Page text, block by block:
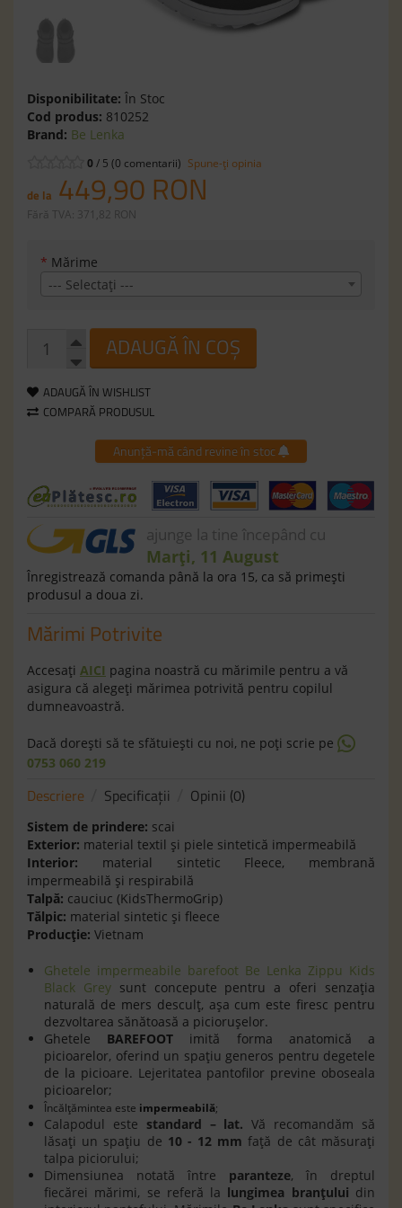
Disponibilitate: În Stoc
Cod produs: 810252
Brand: Be Lenka
0/ 5 (0 comentarii) Spune-ţi opinia
de la 449,90 RON
Fără TVA: 371,82 RON
* Mărime
--- Selectaţi ---
ADAUGĂ ÎN COȘ
ADAUGĂ ÎN WISHLIST
COMPARĂ PRODUSUL
Anunță-mă când revine în stoc
ajunge la tine începând cu
Marți, 11 August
Înregistrează comanda până la ora 15, ca să primeşti
produsul a doua zi.
Mărimi Potrivite
Accesaţi AICI pagina noastră cu mărimile pentru a vă
asigura că alegeţi mărimea potrivită pentru copilul
dumneavoastră.
Dacă doreşti să te sfătuieşti cu noi, ne poţi scrie pe
0753 060 219
Descriere Specificaţii Opinii (0)
Sistem de prindere: scai
Exterior: material textil și piele sintetică impermeabilă
Interior: material sintetic Fleece, membrană
impermeabilă și respirabilă
Talpă: cauciuc (KidsThermoGrip)
Tălpic: material sintetic și fleece
Producție: Vietnam
Ghetele impermeabile barefoot Be Lenka Zippu Kids
Black Greysunt concepute pentru a oferi senzația
naturală de mers desculț, așa cum este firesc pentru
dezvoltarea sănătoasă a piciorușelor.
Ghetele BAREFOOT imită forma anatomică a
picioarelor, oferind un spațiu generos pentru degetele
de la picioare. Lejeritatea pantofilor previne oboseala
picioarelor;
Încălţămintea este impermeabilă;
Calapodul este standard – lat. Vă recomandăm să
lăsaţi un spaţiu de 10 - 12 mm faţă de cât măsuraţi
talpa piciorului;
Dimensiunea notată între paranteze, în dreptul
fiecărei mărimi, se referă la lungimea branţului din